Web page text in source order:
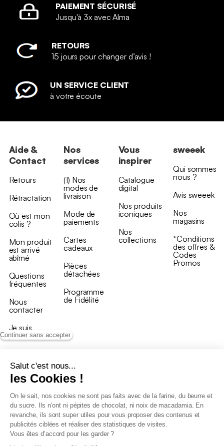
Continuer sans accepter
Salut c'est nous...
les Cookies !
On le sait, nos cookies ne sont pas faits avec de la farine, du beurre et
du sucre. Ils n’ont ni pépites de chocolat, ni noix de macadamia. En
revanche, ils sont super utiles pour vous proposer des contenus et
publicités ciblées et réaliser des statistiques de visites.
Vous êtes d’accord pour les garder ?
PAIEMENT SÉCURISÉ
Jusqu'à 3x avec Alma
RETOURS
15 jours pour changer d’avis !
UN SERVICE CLIENT
à votre écoute
Aide &
Contact
Retours
Rétractation
Où est mon
colis ?
Mon produit
est arrivé
abîmé
Questions
fréquentes
Nous
contacter
Je suis
professionnel
Nos
services
(1) Nos
modes de
livraison
Mode de
paiements
Cartes
cadeaux
Pièces
détachées
Programme
de Fidélité
Vous
inspirer
Catalogue
digital
Nos produits
iconiques
Nos
collections
sweeek
Qui sommes
nous ?
Avis sweeek
Nos
magasins
*Conditions
des offres &
Codes
Promos
Conditions générales de vente
Conditions générales du programme de fidélité
Charte de données personnelles
Conditions générales de vente Pro
Déclaration d’accessibilité